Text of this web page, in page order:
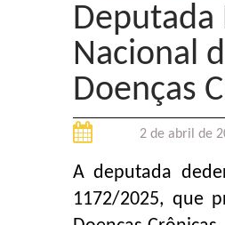
Deputada
Nacional
Doenças
2 de abril de
A deputada
1172/2025, que